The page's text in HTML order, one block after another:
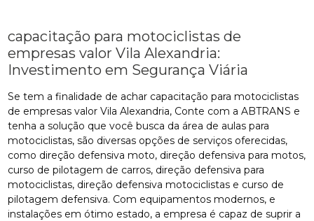
capacitação para motociclistas de
empresas valor Vila Alexandria:
Investimento em Segurança Viária
Se tem a finalidade de achar capacitação para motociclistas
de empresas valor Vila Alexandria, Conte com a ABTRANS e
tenha a solução que você busca da área de aulas para
motociclistas, são diversas opções de serviços oferecidas,
como direção defensiva moto, direção defensiva para motos,
curso de pilotagem de carros, direção defensiva para
motociclistas, direção defensiva motociclistas e curso de
pilotagem defensiva. Com equipamentos modernos, e
instalações em ótimo estado, a empresa é capaz de suprir a